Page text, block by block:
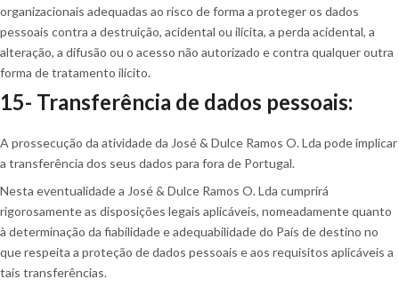
organizacionais adequadas ao risco de forma a proteger os dados
pessoais contra a destruição, acidental ou ilícita, a perda acidental, a
alteração, a difusão ou o acesso não autorizado e contra qualquer outra
forma de tratamento ilícito.
15- Transferência de dados pessoais:
A prossecução da atividade da José & Dulce Ramos O. Lda pode implicar
a transferência dos seus dados para fora de Portugal.
Nesta eventualidade a José & Dulce Ramos O. Lda cumprirá
rigorosamente as disposições legais aplicáveis, nomeadamente quanto
à determinação da fiabilidade e adequabilidade do País de destino no
que respeita a proteção de dados pessoais e aos requisitos aplicáveis a
tais transferências.